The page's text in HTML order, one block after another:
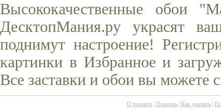
Высококачественные обои
ДесктопМания.ру украсят
поднимут настроение!
картинки в Избранное и
Все заставки и обои вы можете
О проекте Помощь Как удалить